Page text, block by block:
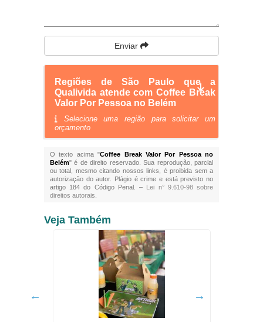
Enviar
Regiões de São Paulo que a
Qualivida atende com Coffee Break
Valor Por Pessoa no Belém
Selecione uma região para solicitar um
orçamento
O texto acima "Coffee Break Valor Por Pessoa no
Belém" é de direito reservado. Sua reprodução, parcial
ou total, mesmo citando nossos links, é proibida sem a
autorização do autor. Plágio é crime e está previsto no
artigo 184 do Código Penal. – Lei n° 9.610-98 sobre
direitos autorais
Veja Também